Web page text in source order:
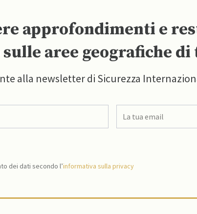
approfondimenti e
aree geografiche di
alla newsletter di Sicurezza
dei dati secondo l’informativa sulla privacy